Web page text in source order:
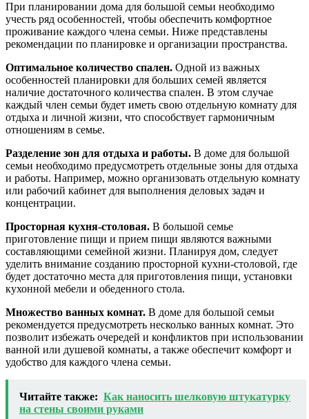
При планировании дома для большой семьи необходимо
учесть ряд особенностей, чтобы обеспечить комфортное
проживание каждого члена семьи. Ниже представлены
рекомендации по планировке и организации пространства.
Оптимальное количество спален. Одной из важных
особенностей планировки для больших семей является
наличие достаточного количества спален. В этом случае
каждый член семьи будет иметь свою отдельную комнату для
отдыха и личной жизни, что способствует гармоничным
отношениям в семье.
Разделение зон для отдыха и работы. В доме для большой
семьи необходимо предусмотреть отдельные зоны для отдыха
и работы. Например, можно организовать отдельную комнату
или рабочий кабинет для выполнения деловых задач и
концентрации.
Просторная кухня-столовая. В большой семье
приготовление пищи и прием пищи являются важными
составляющими семейной жизни. Планируя дом, следует
уделить внимание созданию просторной кухни-столовой, где
будет достаточно места для приготовления пищи, установки
кухонной мебели и обеденного стола.
Множество ванных комнат. В доме для большой семьи
рекомендуется предусмотреть несколько ванных комнат. Это
позволит избежать очередей и конфликтов при использовании
ванной или душевой комнаты, а также обеспечит комфорт и
удобство для каждого члена семьи.
Читайте также: Как наносить шелковую штукатурку
на стены своими руками